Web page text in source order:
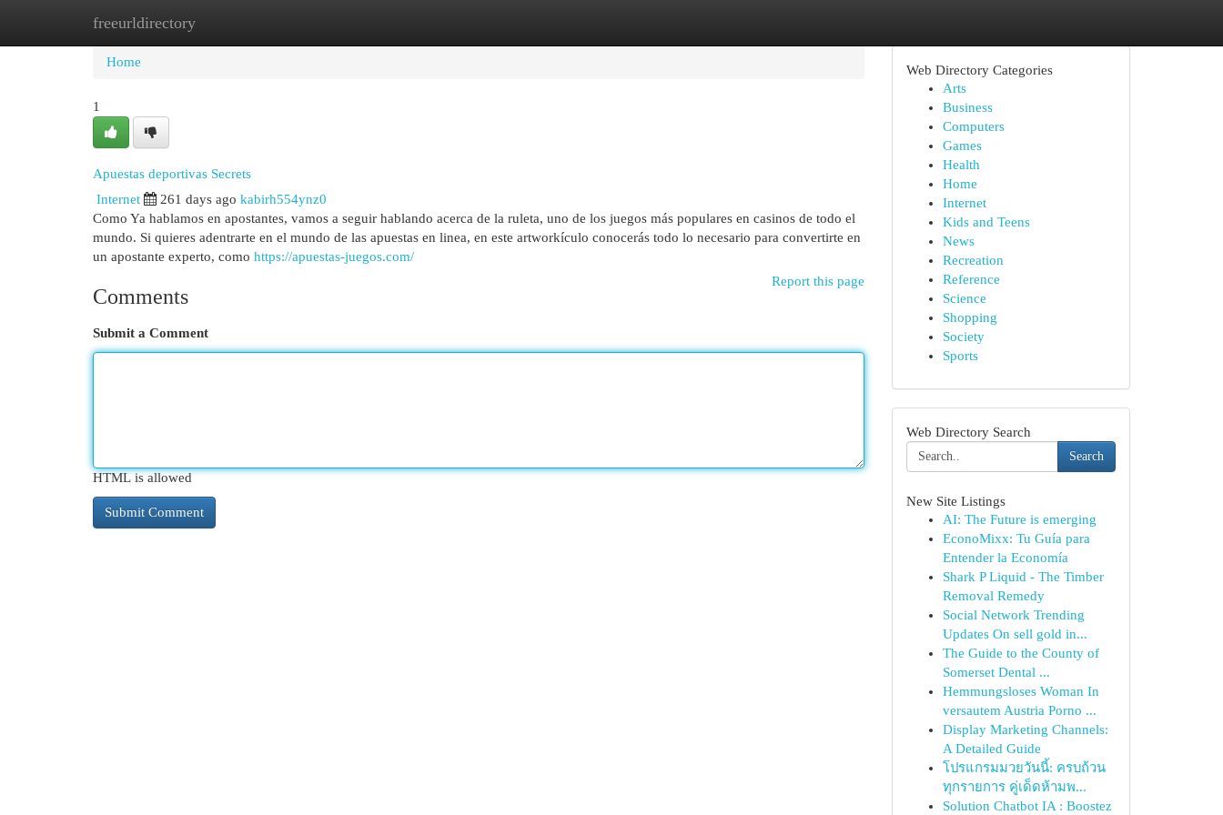
freeurldirectory
Home New Site Listings
Home
1
Apuestas deportivas Secrets
Internet 261 days ago kabirh554ynz0
Como Ya hablamos en apostantes, vamos a seguir hablando acerca de la ruleta, uno de los juegos más populares en casinos de todo el
mundo. Si quieres adentrarte en el mundo de las apuestas en linea, en este artworkículo conocerás todo lo necesario para convertirte en
un apostante experto, como https://apuestas-juegos.com/
Report this page
Comments
Submit a Comment
HTML is allowed
Web Directory Categories
Arts
Business
Computers
Games
Health
Home
Internet
Kids and Teens
News
Recreation
Reference
Science
Shopping
Society
Sports
Web Directory Search
Search
New Site Listings
AI: The Future is emerging
EconoMixx: Tu Guía para
Entender la Economía
Shark P Liquid - The Timber
Removal Remedy
Social Network Trending
Updates On sell gold in...
The Guide to the County of
Somerset Dental ...
Hemmungsloses Woman In
versautem Austria Porno ...
Display Marketing Channels:
A Detailed Guide
โปรแกรมมวยวันนี้: ครบถ้วน
ทุกรายการ คู่เด็ดห้ามพ...
Solution Chatbot IA : Boostez